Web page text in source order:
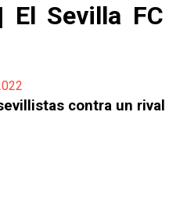
El Sevilla
contra un